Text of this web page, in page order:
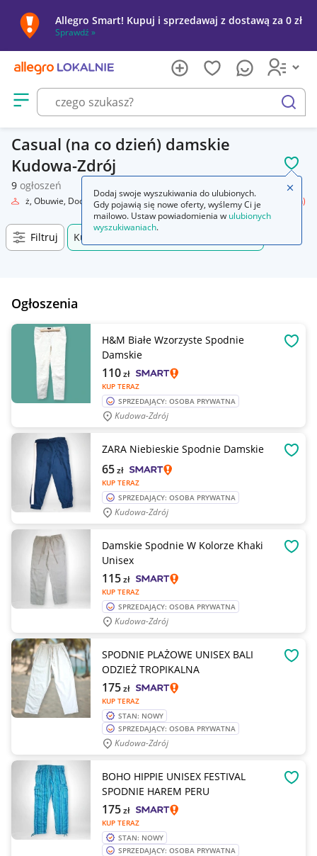
Allegro Smart! Kupuj i sprzedawaj z dostawą za 0 zł
Sprawdź »
Otwórz menu z kategoriami
szukaj
Casual (na co dzień) damskie
Kudowa-Zdrój
9 ogłoszeń
Odzież, Obuwie, Dodatki Odzież damska Spodnie Casual (na co dzień)
Filtruj Kudowa-Zdrój, Dolnośląskie, +0 km
Ogłoszenia
H&M Białe Wzorzyste Spodnie
Damskie
KUP TERAZ
110zł
SPRZEDAJĄCY: OSOBA PRYWATNA
Kudowa-Zdrój
ZARA Niebieskie Spodnie Damskie
KUP TERAZ
65zł
SPRZEDAJĄCY: OSOBA PRYWATNA
Kudowa-Zdrój
Damskie Spodnie W Kolorze Khaki
Unisex
KUP TERAZ
115zł
SPRZEDAJĄCY: OSOBA PRYWATNA
Kudowa-Zdrój
SPODNIE PLAŻOWE UNISEX BALI
ODZIEŻ TROPIKALNA
KUP TERAZ
175zł
STAN: NOWY
SPRZEDAJĄCY: OSOBA PRYWATNA
Kudowa-Zdrój
BOHO HIPPIE UNISEX FESTIVAL
SPODNIE HAREM PERU
KUP TERAZ
175zł
STAN: NOWY
SPRZEDAJĄCY: OSOBA PRYWATNA
Dodaj swoje wyszukiwania do ulubionych.
Gdy pojawią się nowe oferty, wyślemy Ci je
mailowo. Ustaw powiadomienia w ulubionych
wyszukiwaniach.